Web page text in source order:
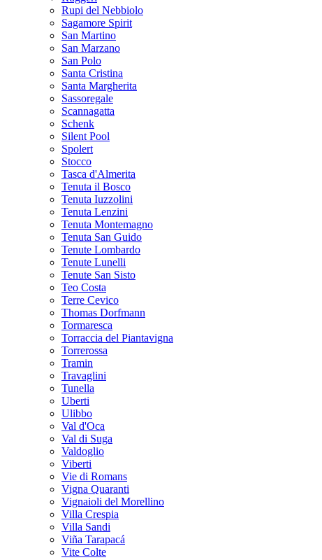
Rupi del Nebbiolo
Sagamore Spirit
San Martino
San Marzano
San Polo
Santa Cristina
Santa Margherita
Sassoregale
Scannagatta
Schenk
Silent Pool
Spolert
Stocco
Tasca d'Almerita
Tenuta il Bosco
Tenuta Iuzzolini
Tenuta Lenzini
Tenuta Montemagno
Tenuta San Guido
Tenute Lombardo
Tenute Lunelli
Tenute San Sisto
Teo Costa
Terre Cevico
Thomas Dorfmann
Tormaresca
Torraccia del Piantavigna
Torrerossa
Tramin
Travaglini
Tunella
Uberti
Ulibbo
Val d'Oca
Val di Suga
Valdoglio
Viberti
Vie di Romans
Vigna Quaranti
Vignaioli del Morellino
Villa Crespia
Villa Sandi
Viña Tarapacá
Vite Colte